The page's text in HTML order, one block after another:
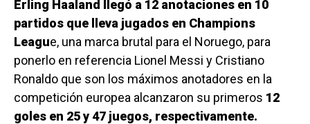
Erling Haaland llegó a 12 anotaciones en 10
partidos que lleva jugados en Champions
League, una marca brutal para el Noruego, para
ponerlo en referencia Lionel Messi y Cristiano
Ronaldo que son los máximos anotadores en la
competición europea alcanzaron su primeros 12
goles en 25 y 47 juegos, respectivamente.